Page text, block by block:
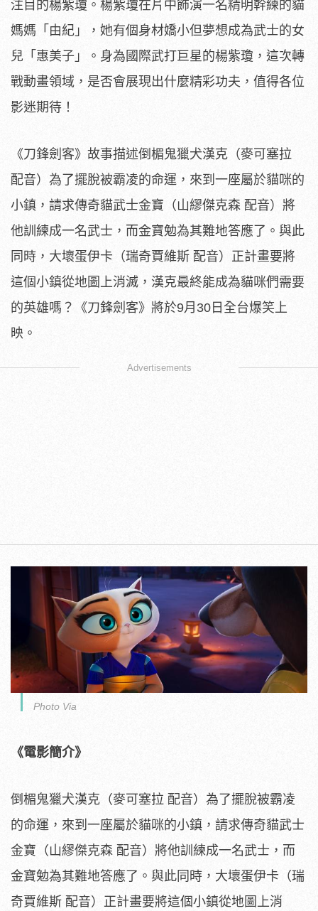
注目的楊紫瓊。楊紫瓊在片中飾演一名精明幹練的貓
媽媽「 由紀」，她有個身材嬌小但夢想成為武士的女
兒「惠美子」。 身為國際武打巨星的楊紫瓊，這次轉
戰動畫領域， 是否會展現出什麼精彩功夫，值得各位
影迷期待！
《刀鋒劍客》故事描述倒楣鬼獵犬漢克（麥可塞拉
配音）為了擺脫被霸凌的命運，來到一座屬於貓咪的
小鎮， 請求傳奇貓武士金寶（山繆傑克森 配音）將
他訓練成一名武士，而金寶勉為其難地答應了。與此
同時， 大壞蛋伊卡（瑞奇賈維斯 配音）正計畫要將
這個小鎮從地圖上消滅， 漢克最終能成為貓咪們需要
的英雄嗎？《刀鋒劍客》將於9月30日 全台爆笑上
映。
Advertisements
Photo Via
《電影簡介》
倒楣鬼獵犬漢克（麥可塞拉 配音）為了擺脫被霸凌
的命運，來到一座屬於貓咪的小鎮， 請求傳奇貓武士
金寶（山繆傑克森 配音）將他訓練成一名武士，而
金寶勉為其難地答應了。與此同時， 大壞蛋伊卡（瑞
奇賈維斯 配音）正計畫要將這個小鎮從地圖上消